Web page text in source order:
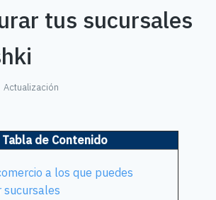
tus sucursales
Actualización
Tabla de Contenido
a los que puedes
sucursales